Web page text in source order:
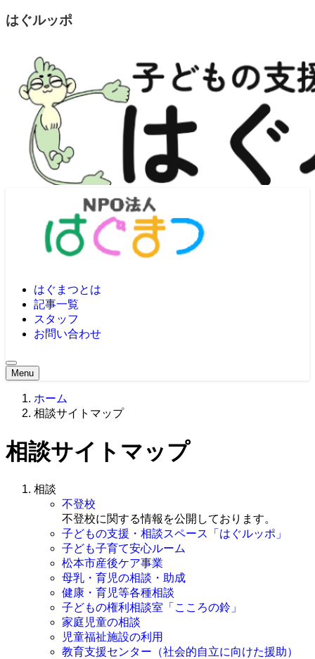
はぐルッポ
はぐまつとは
記事一覧
スタッフ
お問い合わせ
Menu
ホーム
相談サイトマップ
相談サイトマップ
相談
不登校
不登校に関する情報を公開しております。
子どもの支援・相談スペース「 はぐルッポ」
子ども子育て安心ルーム
松本市産後ケア事業
母乳・育児の相談・助成
健康・育児等各種相談
子どもの権利相談室「こころの鈴」
家庭児童の相談
児童福祉施設の利用
教育支援センター（社会的自立に向けた援助）